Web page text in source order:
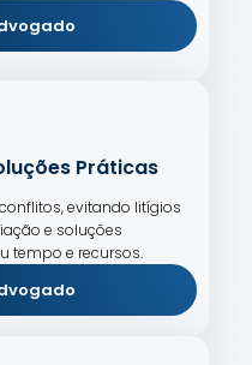
Práticas
evitando litígios
e soluções
tempo e recursos.